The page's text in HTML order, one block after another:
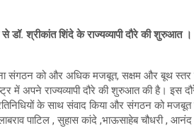
डॉ. श्रीकांत शिंदे के राज्यव्यापी दौरे की शुरुआत ।
संगठन को और अधिक मजबूत, सक्षम और बूथ
में अपने राज्यव्यापी दौरे की शुरुआत की है। इस
के साथ संवाद किया और संगठन को
पाटिल , सुहास कांदे ,भाऊसाहेब चौधरी ,